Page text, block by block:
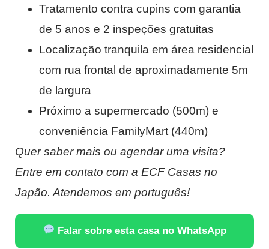
Tratamento contra cupins com garantia
de 5 anos e 2 inspeções gratuitas
Localização tranquila em área residencial
com rua frontal de aproximadamente 5m
de largura
Próximo a supermercado (500m) e
conveniência FamilyMart (440m)
Quer saber mais ou agendar uma visita?
Entre em contato com a ECF Casas no
Japão. Atendemos em português!
Falar sobre esta casa no WhatsApp